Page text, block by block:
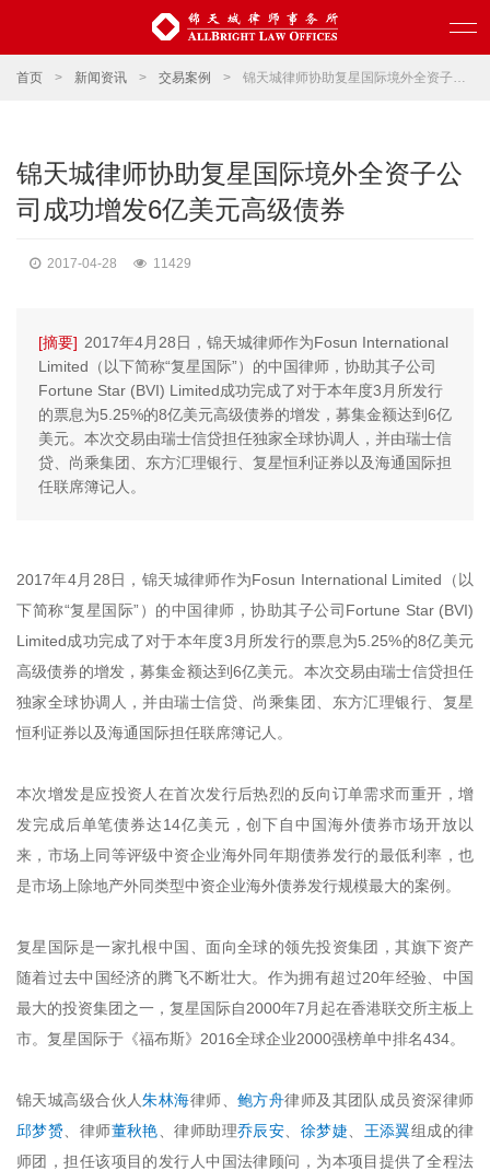
首页 > 新闻资讯 > 交易案例 > 锦天城律师协助复星国际境外全资子公司成功增发6亿美元高级债券
锦天城律师协助复星国际境外全资子公
司成功增发6亿美元高级债券
2017-04-28 11429
[摘要] 2017年4月28日，锦天城律师作为Fosun International
Limited（以下简称“复星国际”）的中国律师，协助其子公司
Fortune Star (BVI) Limited成功完成了对于本年度3月所发行
的票息为5.25%的8亿美元高级债券的增发，募集金额达到6亿
美元。本次交易由瑞士信贷担任独家全球协调人，并由瑞士信
贷、尚乘集团、东方汇理银行、复星恒利证券以及海通国际担
任联席簿记人。
2017年4月28日，锦天城律师作为Fosun International Limited（以
下简称“复星国际”）的中国律师，协助其子公司Fortune Star (BVI)
Limited成功完成了对于本年度3月所发行的票息为5.25%的8亿美元
高级债券的增发，募集金额达到6亿美元。本次交易由瑞士信贷担任
独家全球协调人，并由瑞士信贷、尚乘集团、东方汇理银行、复星
恒利证券以及海通国际担任联席簿记人。
本次增发是应投资人在首次发行后热烈的反向订单需求而重开，增
发完成后单笔债券达14亿美元，创下自中国海外债券市场开放以
来，市场上同等评级中资企业海外同年期债券发行的最低利率，也
是市场上除地产外同类型中资企业海外债券发行规模最大的案例。
复星国际是一家扎根中国、面向全球的领先投资集团，其旗下资产
随着过去中国经济的腾飞不断壮大。作为拥有超过20年经验、中国
最大的投资集团之一，复星国际自2000年7月起在香港联交所主板上
市。复星国际于《福布斯》2016全球企业2000强榜单中排名434。
锦天城高级合伙人朱林海律师、鲍方舟律师及其团队成员资深律师
邱梦赟 、律师董秋艳 、律师助理乔辰安 徐梦婕 王添翼组成的律
师团，担任该项目的发行人中国法律顾问，为本项目提供了全程法